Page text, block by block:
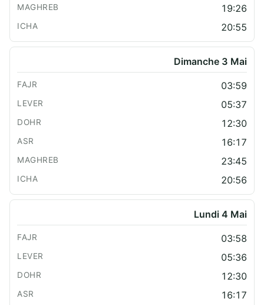
19:26
20:55
Dimanche 3 Mai
03:59
05:37
12:30
16:17
23:45
20:56
Lundi 4 Mai
03:58
05:36
12:30
16:17